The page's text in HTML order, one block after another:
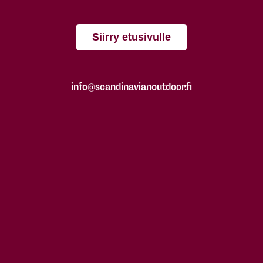
Siirry etusivulle
info@scandinavianoutdoor.fi